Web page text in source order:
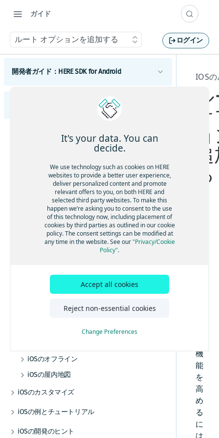
ガイド
ルート オプションを追加する ログイン
開発者ガイド：HERE SDK for Android
地図の使用を開始する
マップビューを調整する
地図を操作する
マップアイテムを追加する
事前定義されたマップスキームを追加する
事前定義されたマップフィーチャーを追加す
マップデータにリアルタイムでアクセスする
HERE Style Editorを使用してスタイルを作成
カスタムレイヤーのスタイルガイド
カスタムレイヤーのスタイルテクニック
リファレンス
カスタムレイヤーのスタイル式リファレ
Android検索
検索機能とジオコーディング機能
ルート検索を開始する
UIビルディングブロックを追加する
ルートオプションを追加する
電気自動車のルートを取得する
高度なルート検索機能
Androidトラフィック
交通情報の使用を開始する
ルート上の交通状況を視覚化する
交通情報を更新する
トラフィック・エンジン
その他の交通機能
Androidポジショニング
ポジショニングの使用を開始する
ポジショニングを最適化する
バックグラウンド更新を有効にする
GPXレコーディングアプリを作成する
Androidナビゲーション
ナビゲーションの使用を開始する
音声ガイダンスを追加する
ルート逸脱を処理する
レーンアシスタンスを取得する
車両前方の地図情報
トラックをナビゲートする
Androidオフライン
オフラインマップの使用を開始する
マップデータをインストールする
代替オプション
オフライン検索機能
オフラインのルート検索機能
Android屋内地図
屋内地図コンポーネントを使用する
スコープを設定して複数のアプリを区別する
UIコンポーネント
地図とサービス
カスタムマップカタログ
Androidの例とチュートリアル
HERE SDKを統合する
Android Autoと統合する
Jetpack Composeを使用してマップビューを追
加する
Androidの開発のヒント
以前のバージョンから更新する
エンジン
ベストプラクティス
データとOTAコストを管理する
デバッグとトラブルシューティング
よく寄せられる質問
Androidの使用状況統計、法律、プライバシー
トランザクションと使用状況統計
法的要件とプライバシー要件
開発者ガイド：HERE SDK for iOS
ライセンスの説明
最小要件
カバレージ情報
スコープを設定して複数のアプリを区別する
コンポーネント
iOSの地図
地図の使用を開始する
マップ ビューを調整する
地図を操作する
マップアイテムを追加する
事前定義されたマップフィーチャーを追加す
マップデータにリアルタイムでアクセスする
HERE Style Editorを使用してスタイルを作成
カスタムレイヤーを追加する
カスタム レイヤーのスタイル テクニック
カスタムレイヤーのスタイル式リファレ
iOSの検索
検索を開始する
検索機能とジオコーディング機能
iOSのルート検索
ルート検索を開始する
UI ビルディング ブロックを追加する
電気自動車のルートを取得する
高度なルート検索機能
iOSの交通情報
交通情報を更新する
トラフィック・エンジン
iOSのポジショニング
ポジショニングを最適化する
GPXレコーディングアプリを作成する
ナビゲーションの使用を開始する
音声ガイダンスを追加する
レーンアシスタンスを取得する
車両前方の地図情報
iOSのオフライン
オフラインマップの使用を開始する
代替オプション
オフライン検索機能
iOSの屋内地図
iOSのカスタマイズ
iOSの例とチュートリアル
iOSの開発のヒント
IOS
る
機
能
を
高
め
る
に
は
It's your data. You can
decide.
We use technology such as cookies on HERE
websites to provide a better user experience,
deliver personalized content and promote
relevant offers to you, on both HERE and
selected third party websites. To make this
happen we’re asking you to consent to the use
of this technology now, including placement of
cookies by third parties as outlined in our cookie
policy. The consent settings can be modified at
any time in the website. See our"Privacy/Cookie
Policy".
Accept all cookies
Reject non-essential cookies
Change Preferences